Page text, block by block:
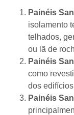
Painéis
isolamento
telhados,
ou lã de
Painéis
como
dos
Painéis